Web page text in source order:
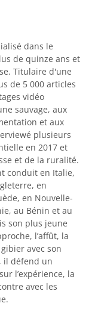
dans le
de quinze ans et
Titulaire d'une
de 5 000 articles
vidéo
sauvage, aux
et aux
plusieurs
en 2017 et
et de la ruralité.
conduit en Italie,
en
en Nouvelle-
au Bénin et au
son plus jeune
l’affût, la
avec son
il défend un
l’expérience, la
avec les